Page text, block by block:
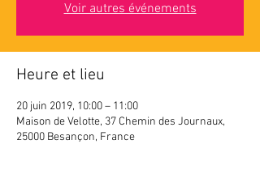
Voir autres événements
Heure et lieu
20 juin 2019, 10:00 – 11:00
Maison de Velotte, 37 Chemin des Journaux,
25000 Besançon, France